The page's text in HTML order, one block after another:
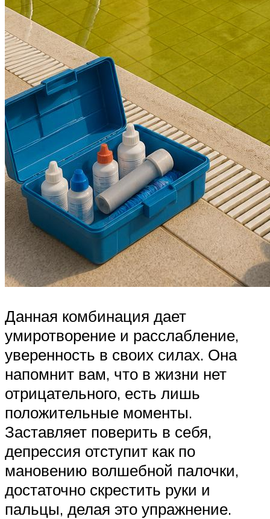
Данная комбинация дает
умиротворение и расслабление,
уверенность в своих силах. Она
напомнит вам, что в жизни нет
отрицательного, есть лишь
положительные моменты.
Заставляет поверить в себя,
депрессия отступит как по
мановению волшебной палочки,
достаточно скрестить руки и
пальцы, делая это упражнение.